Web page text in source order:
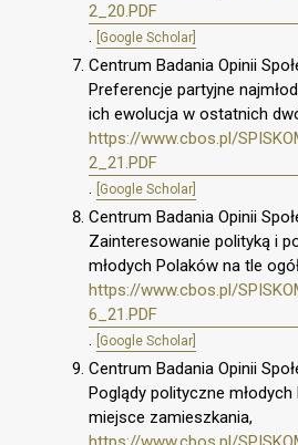
2_20.PDF
.
[Google Scholar]
Centrum Badania Opinii
Preferencje partyjne
ich ewolucja w ostatnich
https://www.cbos.pl/
2_21.PDF
.
[Google Scholar]
Centrum Badania Opinii
Zainteresowanie polityką i
młodych Polaków na tle
https://www.cbos.pl/
6_21.PDF
.
[Google Scholar]
Centrum Badania Opinii
Poglądy polityczne młodych
miejsce zamieszkania,